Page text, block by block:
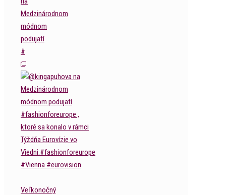
Medzinárodnom
módnom
podujatí
#
Veľkonočný